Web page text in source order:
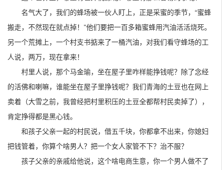
名气大了，我们的蜂场被一伙人盯上，正是采蜜的季节，“蜜蜂
搬走，不然现在就点掉！”他们要把一百多箱蜜蜂用汽油活活烧死。
另一个荒摊上，一个村支书掂来了一桶汽油，对我们看守蜂场的工
人说，两万，现在拿来！
村里人说，那个马金瑜，坐在屋子里咋样能挣钱呢？除了念经
的活佛和喇嘛，谁能坐在屋子里挣钱呢？我们青海的土豆也在网上
卖着（大雪之前，我曾经把村里积压的土豆全都帮村民卖掉了），
肯定挣得都是黑心钱。
和孩子父亲一起的村民说，借五千块，你都拿不出来，你媳妇
把钱管着，你算个啥男人？把一个女人家管不下？治不服？
孩子父亲的亲戚给他说，这个啥电商生意，你一个男人做不了